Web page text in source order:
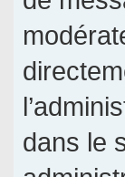
dans le